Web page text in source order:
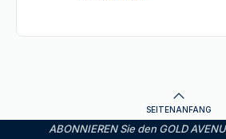
SEITENANFANG
ABONNIEREN Sie den GOLD